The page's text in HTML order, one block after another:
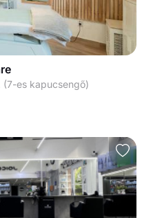
es kapucsengő)